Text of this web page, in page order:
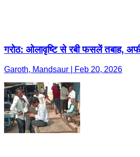
गरोठ: ओलावृष्टि से रबी फसलें तबाह,
Garoth, Mandsaur | Feb 20, 2026